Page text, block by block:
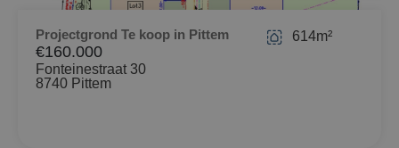
Projectgrond Te koop in Pittem
€160.000
Fonteinestraat 30
8740 Pittem
614m²